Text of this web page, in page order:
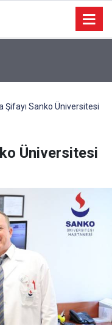
Şifayı Sanko Üniversitesi
Üniversitesi